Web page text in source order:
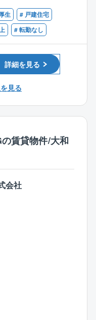
的
残業もほぼなく
ます。
を担当。
ンセプトを決定。
しながら、外観内
います。
修を通じて業務を習
イントを学びま
業務からスター
能。
お任せします。
様の理想を叶えら
。
い」「趣味の部屋
らこそ、一つひと
があります！
界でのご経験
生
# 戸建住宅
# 転勤なし
詳細を見る
見る
賃貸物件/大和
会社